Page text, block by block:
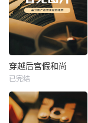
热播
未知
穿越后宫假和尚
已完结